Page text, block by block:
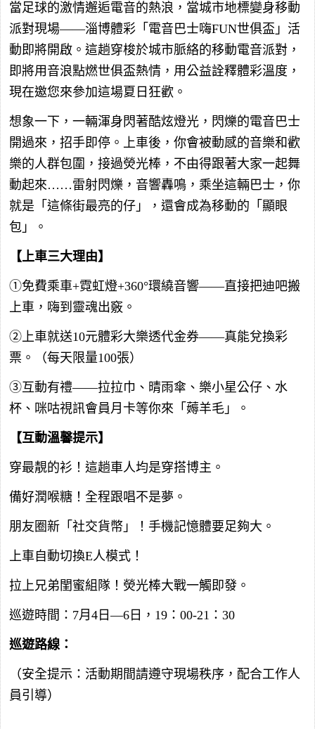
當足球的激情邂逅電音的熱浪，當城市地標變身移動
派對現場——淄博體彩「電音巴士嗨FUN世俱盃」活
動即將開啟。這趟穿梭於城市脈絡的移動電音派對，
即將用音浪點燃世俱盃熱情，用公益詮釋體彩溫度，
現在邀您來參加這場夏日狂歡。
想象一下，一輛渾身閃著酷炫燈光，閃爍的電音巴士
開過來，招手即停。上車後，你會被動感的音樂和歡
樂的人群包圍，接過熒光棒，不由得跟著大家一起舞
動起來……雷射閃爍，音響轟鳴，乘坐這輛巴士，你
就是「這條街最亮的仔」，還會成為移動的「顯眼
包」。
【上車三大理由】
①免費乘車+霓虹燈+360°環繞音響——直接把迪吧搬
上車，嗨到靈魂出竅。
②上車就送10元體彩大樂透代金券——真能兌換彩
票。（每天限量100張）
③互動有禮——拉拉巾、晴雨傘、樂小星公仔、水
杯、咪咕視訊會員月卡等你來「薅羊毛」。
【互動溫馨提示】
穿最靚的衫！這趟車人均是穿搭博主。
備好潤喉糖！全程跟唱不是夢。
朋友圈新「社交貨幣」！手機記憶體要足夠大。
上車自動切換E人模式！
拉上兄弟閨蜜組隊！熒光棒大戰一觸即發。
巡遊時間：7月4日—6日，19：00-21：30
巡遊路線：
（安全提示：活動期間請遵守現場秩序，配合工作人
員引導）